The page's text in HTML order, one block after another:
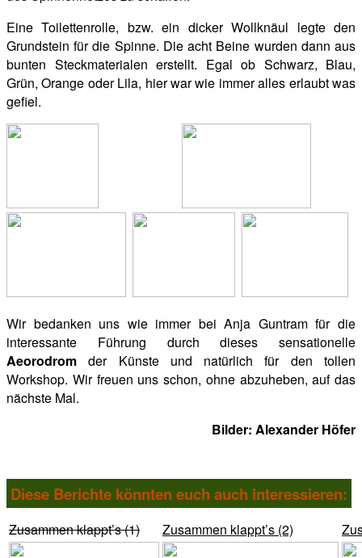
Eine Toilettenrolle, bzw. ein dicker Wollknäul legte den
Grundstein für die Spinne. Die acht Beine wurden dann aus
bunten Steckmaterialen erstellt. Egal ob Schwarz, Blau,
Grün, Orange oder Lila, hier war wie immer alles erlaubt was
gefiel.
Wir bedanken uns wie immer bei Anja Guntram für die
interessante Führung durch dieses sensationelle
Aeorodrom der Künste und natürlich für den tollen
Workshop. Wir freuen uns schon, ohne abzuheben, auf das
nächste Mal.
Bilder: Alexander Höfer
Diese Berichte könnten euch auch interessieren:
Zusammen klappt’s (1) Zusammen klappt’s (2)